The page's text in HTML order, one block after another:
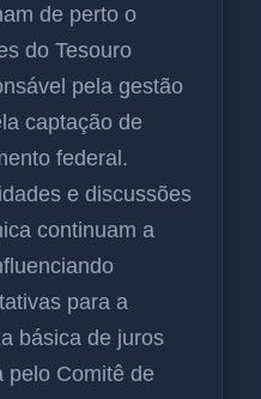
de perto o
do Tesouro
pela gestão
captação de
federal.
e discussões
continuam a
para a
básica de juros
pelo Comitê de